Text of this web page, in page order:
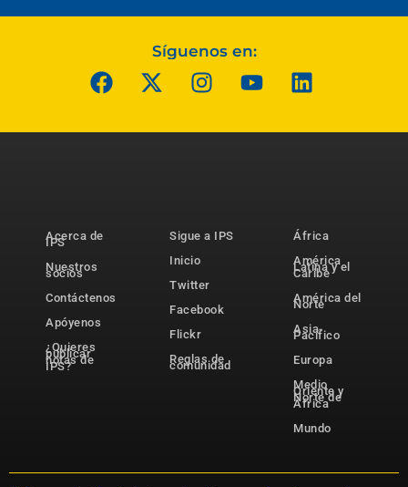
Síguenos en:
Acerca de
IPS
Nuestros
socios
Contáctenos
Apóyenos
¿Quieres
publicar
notas de
IPS?
Sigue a IPS
Inicio
Twitter
Facebook
Flickr
Reglas de
comunidad
África
América
Latina y el
Caribe
América del
Norte
Asia-
Pacífico
Europa
Medio
Oriente y
Norte de
África
Mundo